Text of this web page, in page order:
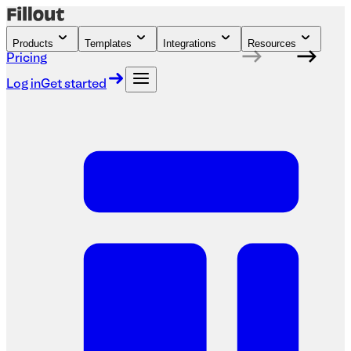
Products Templates Integrations Resources
Pricing
Log inGet started